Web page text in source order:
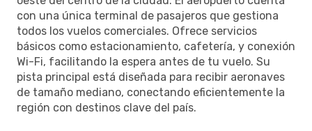
con una única terminal de pasajeros que gestiona
todos los vuelos comerciales. Ofrece servicios
básicos como estacionamiento, cafetería, y conexión
Wi-Fi, facilitando la espera antes de tu vuelo. Su
pista principal está diseñada para recibir aeronaves
de tamaño mediano, conectando eficientemente la
región con destinos clave del país.